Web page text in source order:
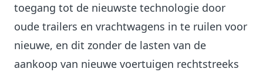
toegang tot de nieuwste technologie door
oude trailers en vrachtwagens in te ruilen voor
nieuwe, en dit zonder de lasten van de
aankoop van nieuwe voertuigen rechtstreeks